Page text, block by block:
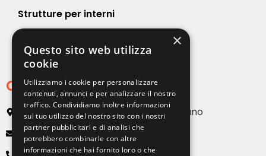
Strutture per interni
Contatti
Via Emilia, 13 20090 Buccinasco – Milano
info@solartendemilano.it
×
Questo sito web utilizza
cookie
Utilizziamo i cookie per personalizzare
contenuti, annunci e per analizzare il nostro
traffico. Condividiamo inoltre informazioni
sul tuo utilizzo del nostro sito con i nostri
partner pubblicitari e di analisi che
potrebbero combinarle con altre
informazioni che hai fornito loro o che